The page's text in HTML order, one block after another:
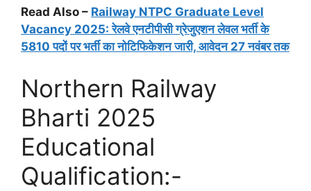
Read Also – Railway NTPC Graduate Level
Vacancy 2025: रेलवे एनटीपीसी ग्रेजुएशन लेवल भर्ती के
5810 पदों पर भर्ती का नोटिफिकेशन जारी, आवेदन 27 नवंबर तक
Northern Railway
Bharti 2025
Educational
Qualification:-